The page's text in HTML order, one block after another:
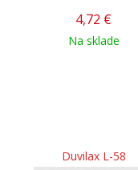
4,72 €
Na sklade
Duvilax L-58